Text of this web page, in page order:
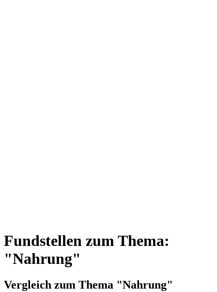
Fundstellen zum Thema:
"Nahrung"
Vergleich zum Thema "Nahrung"